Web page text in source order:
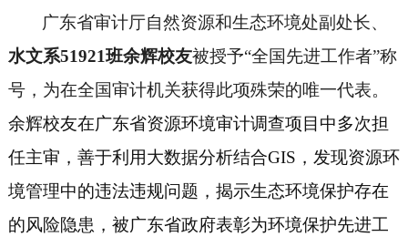
广东省审计厅自然资源和生态环境处副处长、
水文系51921班余辉校友被授予“全国先进工作者”称
号，为在全国审计机关获得此项殊荣的唯一代表。
余辉校友在广东省资源环境审计调查项目中多次担
任主审，善于利用大数据分析结合GIS，发现资源环
境管理中的违法违规问题，揭示生态环境保护存在
的风险隐患 ， 被广东省政府表彰为环境保护先进工